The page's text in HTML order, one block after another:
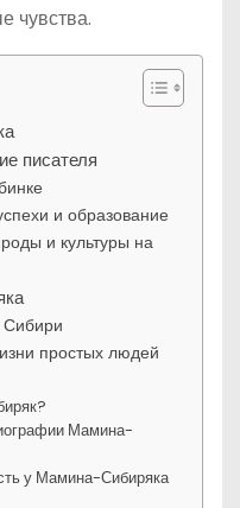
чувства.
писателя
и образование
и культуры на
Сибири
простых людей
Мамина-
у Мамина-Сибиряка